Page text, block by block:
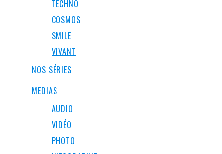
TECHNO
COSMOS
SMILE
VIVANT
NOS SÉRIES
MEDIAS
AUDIO
VIDÉO
PHOTO